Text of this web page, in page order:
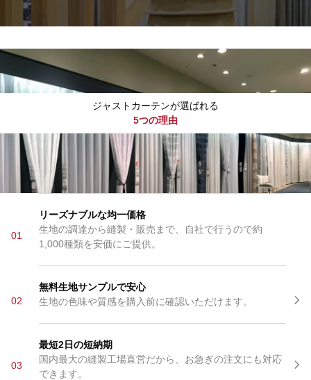
ジャストカーテンが選ばれる
5つの理由
01
リーズナブルな均一価格
生地の調達から縫製・販売まで、自社で行うので約
1,000種類を安価にご提供。
02
無料生地サンプルで安心
生地の色味や質感を購入前に確認いただけます。
03
最短2日の短納期
国内最大の縫製工場直営だから、お急ぎの注文にも対応
できます。